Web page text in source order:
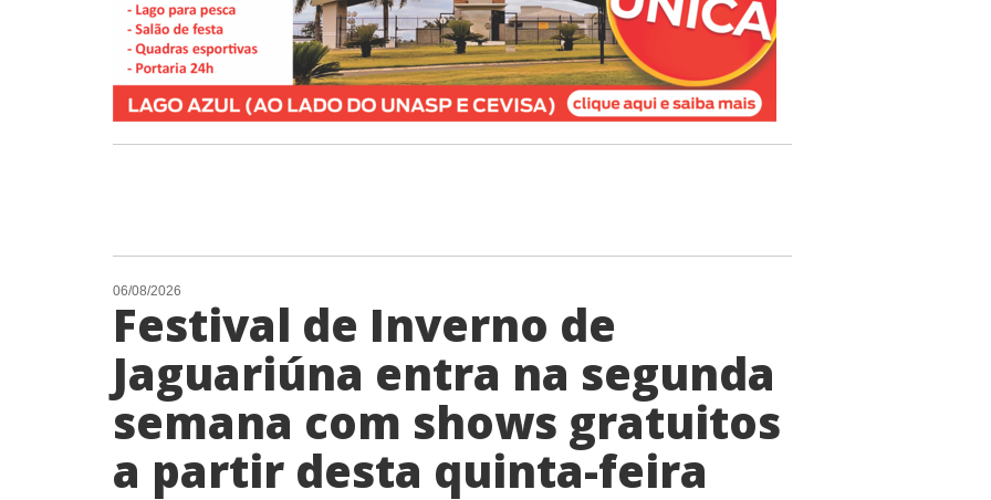
06/08/2026
Festival de Inverno de
Jaguariúna entra na segunda
semana com shows gratuitos
a partir desta quinta-feira